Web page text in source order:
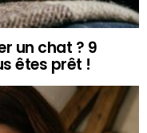
un chat ? 9
êtes prêt !